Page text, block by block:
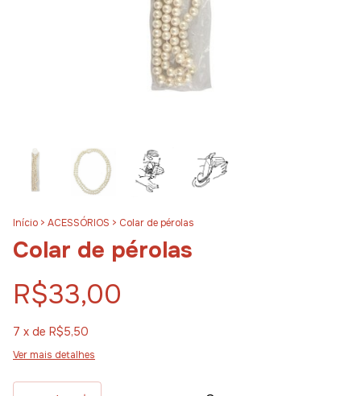
Início > ACESSÓRIOS > Colar de pérolas
Colar de pérolas
R$33,00
7 x de R$5,50
Ver mais detalhes